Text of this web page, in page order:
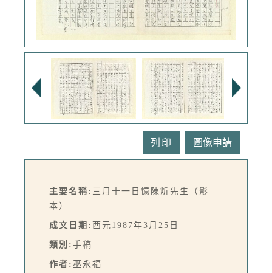
列印
主要名稱: 三月十一日憶陳炘先生（影
本）
成文日期: 西元1987年3月25日
類別: 手稿
作者: 巫永福